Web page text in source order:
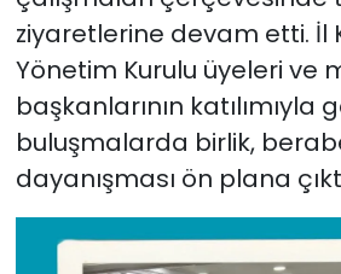
ziyaretlerine devam etti. İl
Yönetim Kurulu üyeleri ve
başkanlarının katılımıyla
buluşmalarda birlik,
dayanışması ön plana